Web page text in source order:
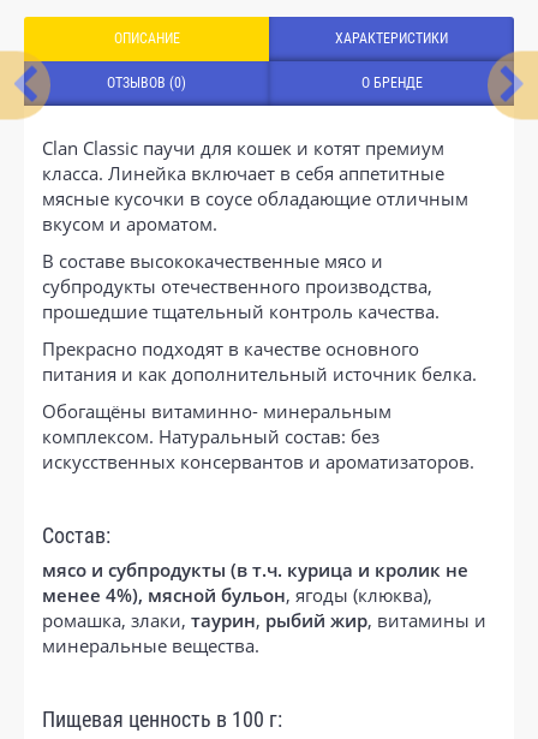
ОПИСАНИЕ ХАРАКТЕРИСТИКИ
ОТЗЫВОВ (0) О БРЕНДЕ
Clan Classic паучи для кошек и котят премиум
класса. Линейка включает в себя аппетитные
мясные кусочки в соусе обладающие отличным
вкусом и ароматом.
В составе высококачественные мясо и
субпродукты отечественного производства,
прошедшие тщательный контроль качества.
Прекрасно подходят в качестве основного
питания и как дополнительный источник белка.
Обогащёны витаминно- минеральным
комплексом. Натуральный состав: без
искусственных консервантов и ароматизаторов.
Состав:
мясо и субпродукты (в т.ч. курица и кролик не
менее 4%), мясной бульон, ягоды (клюква),
ромашка, злаки, таурин, рыбий жир, витамины и
минеральные вещества.
Пищевая ценность в 100 г: